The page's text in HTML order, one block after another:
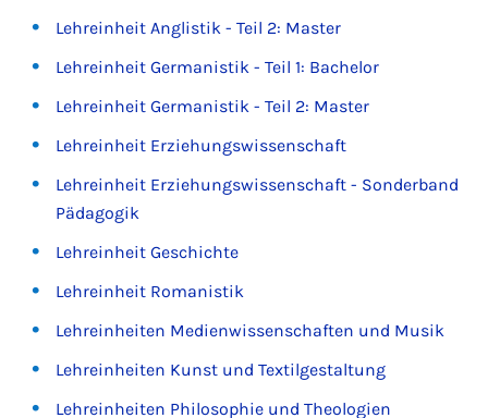
Lehreinheit Anglistik - Teil 2: Master
Lehreinheit Germanistik - Teil 1: Bachelor
Lehreinheit Germanistik - Teil 2: Master
Lehreinheit Erziehungswissenschaft
Lehreinheit Erziehungswissenschaft - Sonderband
Pädagogik
Lehreinheit Geschichte
Lehreinheit Romanistik
Lehreinheiten Medienwissenschaften und Musik
Lehreinheiten Kunst und Textilgestaltung
Lehreinheiten Philosophie und Theologien